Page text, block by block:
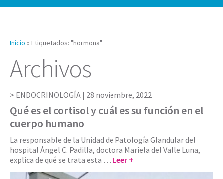
Inicio » Etiquetados: "hormona"
Archivos
ENDOCRINOLOGÍA | 28 noviembre, 2022
Qué es el cortisol y cuál es su función en el
cuerpo humano
La responsable de la Unidad de Patología Glandular del
hospital Ángel C. Padilla, doctora Mariela del Valle Luna,
explica de qué se trata esta … Leer +